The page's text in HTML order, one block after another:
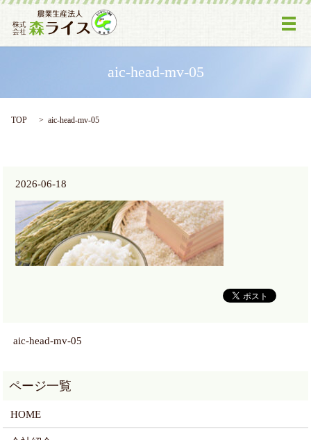
メ
aic-head-mv-05
TOP aic-head-mv-05
2026-06-18
aic-head-mv-05
HOME